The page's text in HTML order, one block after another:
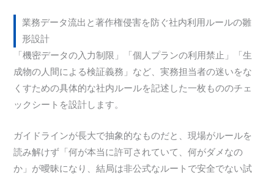
業務データ流出と著作権侵害を防ぐ社内利用ルールの雛
形設計
「機密データの入力制限」「個人プランの利用禁止」「生
成物の人間による検証義務」など、実務担当者の迷いをな
くすための具体的な社内ルールを記述した一枚もののチェ
ックシートを設計します。
ガイドラインが長大で抽象的なものだと、現場がルールを
読み解けず「何が本当に許可されていて、何がダメなの
か」が曖昧になり、結局は非公式なルートで安全でない試